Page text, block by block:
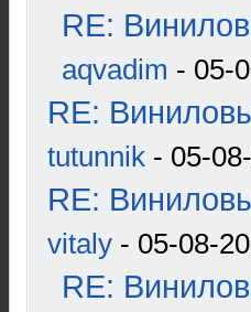
RE:
aqvadim - 05-
RE:
tutunnik - 05-
RE:
vitaly - 05-08-
RE: